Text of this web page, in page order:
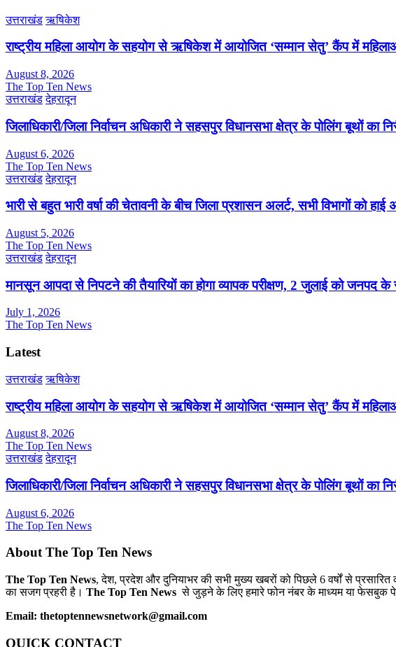
उत्तराखंड ऋषिकेश
राष्ट्रीय महिला आयोग के सहयोग से ऋषिकेश में आयोजित ‘सम्मान सेतु’ कैंप में
August 8, 2026
The Top Ten News
उत्तराखंड देहरादून
जिलाधिकारी/जिला निर्वाचन अधिकारी ने सहसपुर विधानसभा क्षेत्र के पोलिंग बूथों
August 6, 2026
The Top Ten News
उत्तराखंड देहरादून
भारी से बहुत भारी वर्षा की चेतावनी के बीच जिला प्रशासन अलर्ट, सभी विभागों को हाई
August 5, 2026
The Top Ten News
उत्तराखंड देहरादून
मानसून आपदा से निपटने की तैयारियों का होगा व्यापक परीक्षण, 2 जुलाई को जनपद के
July 1, 2026
The Top Ten News
Latest
उत्तराखंड ऋषिकेश
राष्ट्रीय महिला आयोग के सहयोग से ऋषिकेश में आयोजित ‘सम्मान सेतु’ कैंप में
August 8, 2026
The Top Ten News
उत्तराखंड देहरादून
जिलाधिकारी/जिला निर्वाचन अधिकारी ने सहसपुर विधानसभा क्षेत्र के पोलिंग बूथों
August 6, 2026
The Top Ten News
About The Top Ten News
The Top Ten News, देश, प्रदेश और दुनियाभर की सभी मुख्य खबरों को पिछले 6 वर्षों से
का सजग प्रहरी है। The Top Ten News से जुड़ने के लिए हमारे फोन नंबर के माध्यम या फेसबुक
Email: thetoptennewsnetwork@gmail.com
QUICK CONTACT